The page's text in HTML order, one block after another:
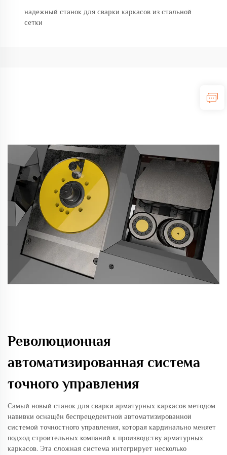
надежный станок для сварки каркасов из стальной
сетки
Революционная
автоматизированная система
точного управления
Самый новый станок для сварки арматурных каркасов методом
навивки оснащён беспрецедентной автоматизированной
системой точностного управления, которая кардинально меняет
подход строительных компаний к производству арматурных
каркасов. Эта сложная система интегрирует несколько